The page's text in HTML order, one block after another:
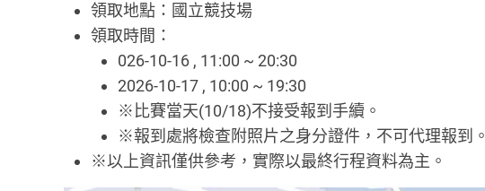
領取地點：國立競技場
領取時間：
026-10-16 , 11:00 ~ 20:30
2026-10-17 , 10:00 ~ 19:30
※比賽當天(10/18)不接受報到手續。
※報到處將檢查附照片之身分證件，不可代理報到。
※以上資訊僅供參考，實際以最終行程資料為主。